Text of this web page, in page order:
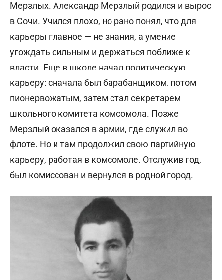
Мерзлых. Александр Мерзлый родился и вырос
в Сочи. Учился плохо, но рано понял, что для
карьеры главное — не знания, а умение
угождать сильным и держаться поближе к
власти. Еще в школе начал политическую
карьеру: сначала был барабанщиком, потом
пионервожатым, затем стал секретарем
школьного комитета комсомола. Позже
Мерзлый оказался в армии, где служил во
флоте. Но и там продолжил свою партийную
карьеру, работая в комсомоле. Отслужив год,
был комиссован и вернулся в родной город.